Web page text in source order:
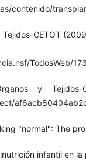
contenido/
CETOT
TodosWeb/
y
"normal": The
infantil en